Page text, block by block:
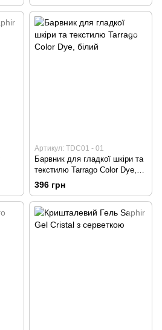
Артикул: TDC01 - 01
Барвник для гладкої шкіри та
текстилю Tarrago Color Dye,
білий
396 грн